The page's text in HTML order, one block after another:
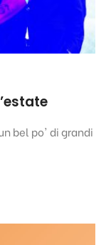
bel po' di grandi